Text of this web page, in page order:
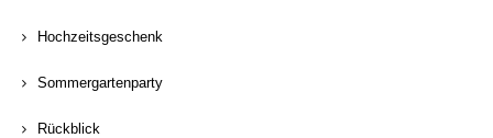
Hochzeitsgeschenk
Sommergartenparty
Rückblick